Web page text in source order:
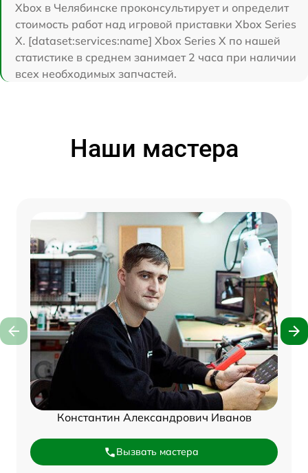
Xbox в Челябинске проконсультирует и определит
стоимость работ над игровой приставки Xbox Series
X. [dataset:services:name] Xbox Series X по нашей
статистике в среднем занимает 2 часа при наличии
всех необходимых запчастей.
Наши мастера
Константин Александрович Иванов
Вызвать мастера